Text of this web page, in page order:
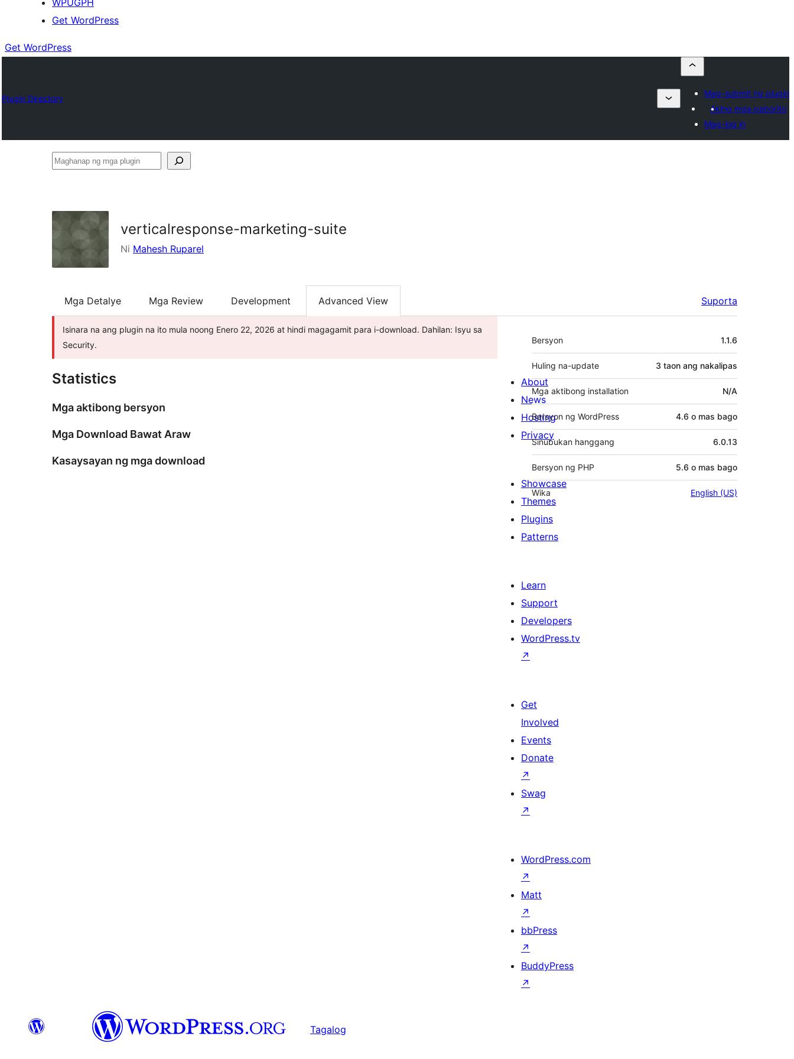
WPUGPH
Get WordPress
Get WordPress
Plugin Directory
Mag-submit ng plugin
Aking mga paborito
Mag-log in
Maghanap
plugin
verticalresponse-marketing-suite
Ni Mahesh Ruparel
Mga Detalye Mga Review Development Advanced View Suporta
Isinara na ang plugin na ito mula noong Enero 22, 2026 at hindi magagamit para i-download. Dahilan: Isyu sa
Security.
Statistics
Mga aktibong bersyon
Mga Download Bawat Araw
Kasaysayan ng mga download
Meta
Bersyon 1.1.6
Huling na-update 3 taon ang nakalipas
Mga aktibong installation N/A
Bersyon ng WordPress 4.6 o mas bago
Sinubukan hanggang 6.0.13
Bersyon ng PHP 5.6 o mas bago
Wika English (US)
About
News
Hosting
Privacy
Showcase
Themes
Plugins
Patterns
Learn
Support
Developers
WordPress.tv
↗
Get
Involved
Events
Donate
↗
Swag
↗
WordPress.com
↗
Matt
↗
bbPress
↗
BuddyPress
↗
Tagalog